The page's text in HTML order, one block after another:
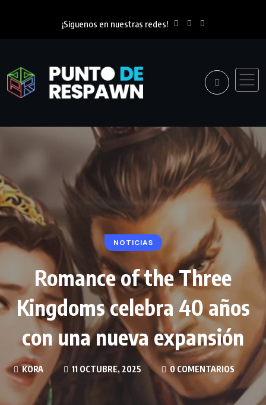
¡Síguenos en nuestras redes!
NOTICIAS
Romance of the Three
Kingdoms celebra 40 años
con una nueva expansión
KORA 11 OCTUBRE, 2025 0 COMENTARIOS